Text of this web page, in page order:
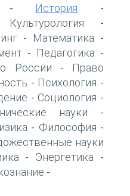
История -
Культурология -
- Математика -
- Педагогика -
России -
Право
- Психология -
- Социология -
науки -
- Философия -
науки
- Энергетика -
-